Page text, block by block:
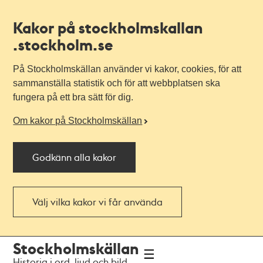
Kakor på stockholmskallan
.stockholm.se
På Stockholmskällan använder vi kakor, cookies, för att
sammanställa statistik och för att webbplatsen ska
fungera på ett bra sätt för dig.
Om kakor på Stockholmskällan
Godkänn alla kakor
Välj vilka kakor vi får använda
navigationen
huvudinnehållet
Stockholmskällan